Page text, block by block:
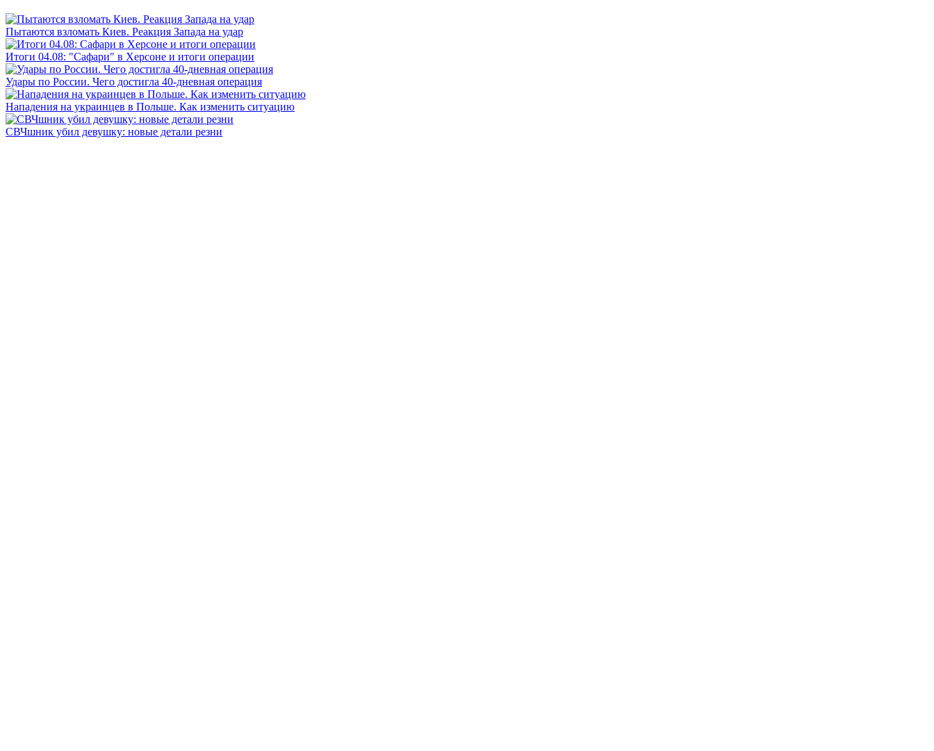
Пытаются взломать Киев. Реакция Запада на удар
Итоги 04.08: "Сафари" в Херсоне и итоги операции
Удары по России. Чего достигла 40-дневная операция
Нападения на украинцев в Польше. Как изменить ситуацию
СВЧшник убил девушку: новые детали резни